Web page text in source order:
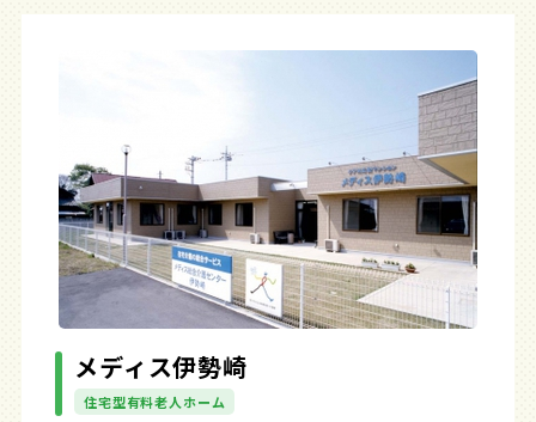
メディス伊勢崎
住宅型有料老人ホーム